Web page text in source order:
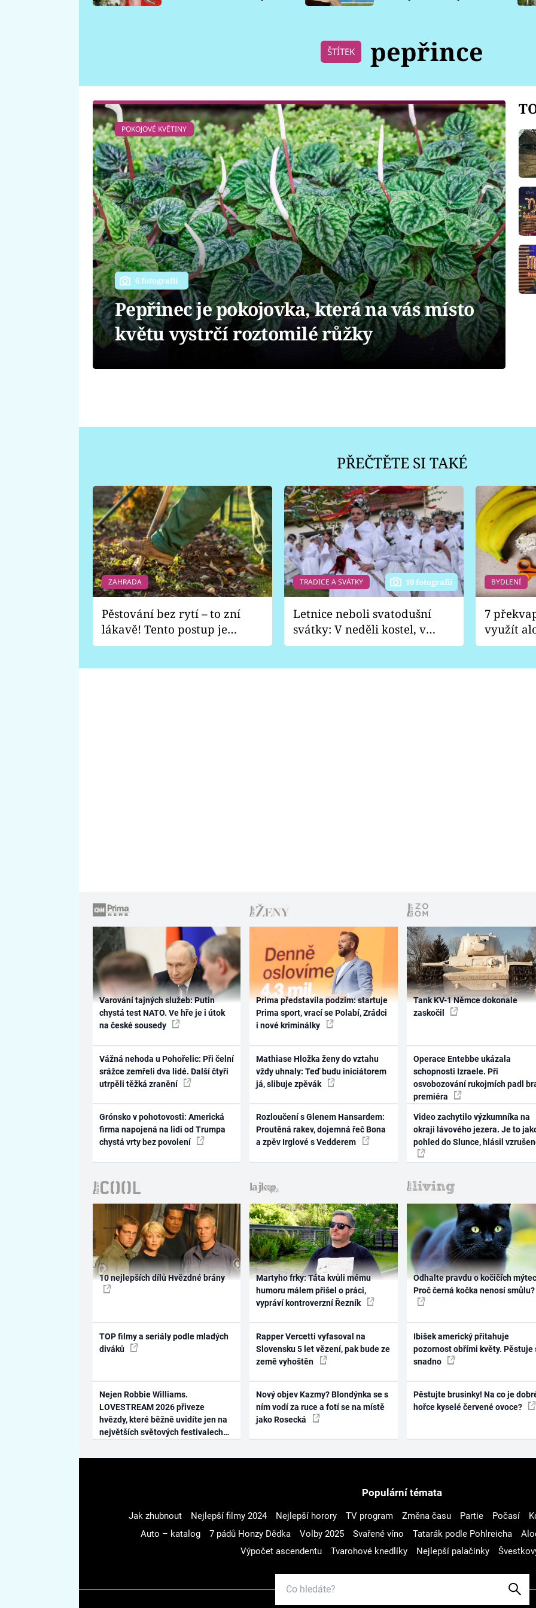
ŠTÍTEK pepřince
POKOJOVÉ KVĚTINY
6 fotografií
Pepřinec je pokojovka, která na vás místo
květu vystrčí roztomilé růžky
PŘEČTĚTE SI TAKÉ
ZAHRADA
Pěstování bez rytí – to zní
lákavě! Tento postup je
vhodný jen pro některé
TRADICE A SVÁTKY 10 fotografií
Letnice neboli svatodušní
svátky: V neděli kostel, v
pondělí zábava
BYDLENÍ
7
využít
Varování tajných služeb: Putin
chystá test NATO. Ve hře je i útok
na české sousedy
Vážná nehoda u Pohořelic: Při čelní
srážce zemřeli dva lidé. Další čtyři
utrpěli těžká zranění
Grónsko v pohotovosti: Americká
firma napojená na lidi od Trumpa
chystá vrty bez povolení
Prima představila podzim: startuje
Prima sport, vrací se Polabí, Zrádci
i nové kriminálky
Mathiase Hložka ženy do vztahu
vždy uhnaly: Teď budu iniciátorem
já, slibuje zpěvák
Rozloučení s Glenem Hansardem:
Proutěná rakev, dojemná řeč Bona
a zpěv Irglové s Vedderem
Tank KV-1 Němce dokonale
zaskočil
Operace Entebbe ukázala
schopnosti Izraele. Při
osvobozování rukojmích padl
premiéra
Video zachytilo výzkumníka na
okraji lávového jezera. Je to
pohled do Slunce, hlásil
10 nejlepších dílů Hvězdné brány
TOP filmy a seriály podle mladých
diváků
Nejen Robbie Williams.
LOVESTREAM 2026 přiveze
hvězdy, které běžně uvidíte jen na
největších světových festivalech
Martyho frky: Táta kvůli mému
humoru málem přišel o práci,
vypráví kontroverzní Řezník
Rapper Vercetti vyfasoval na
Slovensku 5 let vězení, pak bude ze
země vyhoštěn
Nový objev Kazmy? Blondýnka se s
ním vodí za ruce a fotí se na místě
jako Rosecká
Odhalte pravdu o kočičích
Proč černá kočka nenosí smůlu?
Ibišek americký přitahuje
pozornost obřími květy. Pěstuje
snadno
Pěstujte brusinky! Na co je
hořce kyselé červené ovoce?
Populární témata
Jak zhubnout Nejlepší filmy 2024 Nejlepší horory TV program Změna času Partie Počasí
Auto – katalog
7 pádů Honzy Dědka Volby 2025 Svařené víno Tatarák podle Pohlreicha
Výpočet ascendentu
Tvarohové knedlíky Nejlepší palačinky